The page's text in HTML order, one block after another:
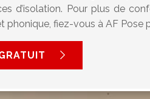
d’isolation. Pour plus de
phonique, fiez-vous à AF Pose